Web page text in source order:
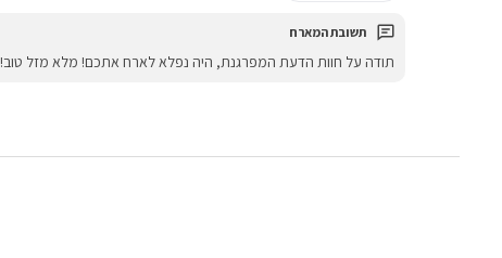
תודה על חוות הדעת המפרגנת, היה נפלא לארח אתכם! מלא מזל טוב!